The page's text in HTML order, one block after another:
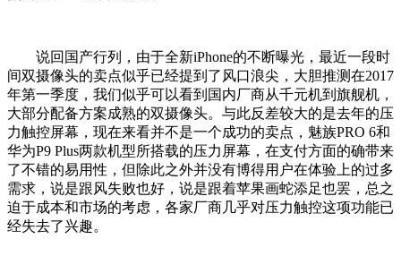
说回国产行列，由于全新iPhone的不断曝光，最近一段时
间双摄像头的卖点似乎已经提到了风口浪尖，大胆推测在2017
年第一季度，我们似乎可以看到国内厂商从千元机到旗舰机，
大部分配备方案成熟的双摄像头。与此反差较大的是去年的压
力触控屏幕，现在来看并不是一个成功的卖点，魅族PRO 6和
华为P9 Plus两款机型所搭载的压力屏幕，在支付方面的确带来
了不错的易用性，但除此之外并没有博得用户在体验上的过多
需求，说是跟风失败也好，说是跟着苹果画蛇添足也罢，总之
迫于成本和市场的考虑，各家厂商几乎对压力触控这项功能已
经失去了兴趣。